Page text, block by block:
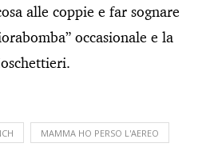
alle coppie e far sognare
occasionale e la
MAMMA HO PERSO L'AEREO